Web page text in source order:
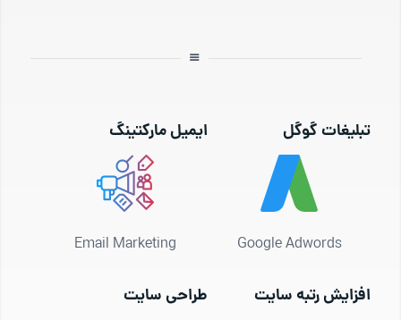
تبلیغات گوگل
Google Adwords
ایمیل مارکتینگ
Email Marketing
افزایش رتبه سایت طراحی سایت